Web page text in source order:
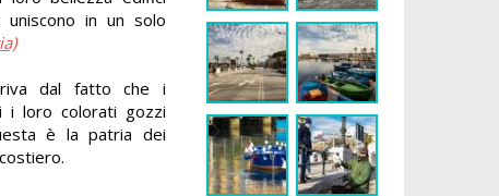
in un solo
dal fatto che i
i loro colorati gozzi
è la patria dei